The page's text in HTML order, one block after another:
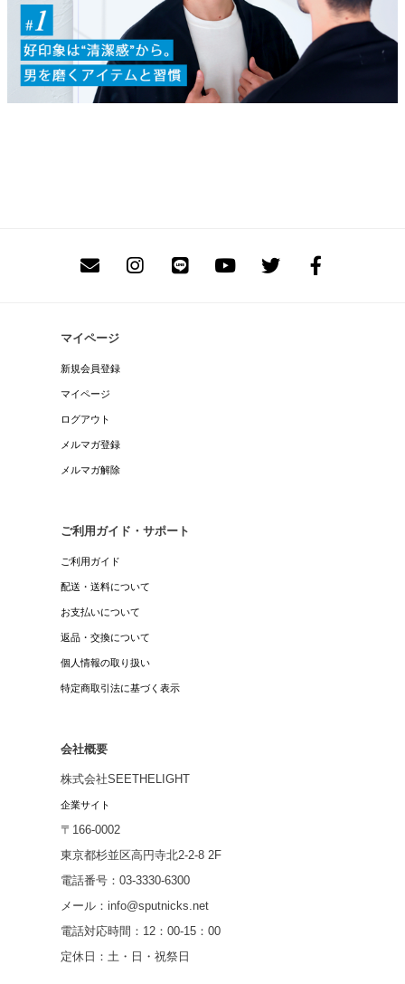
マイページ
新規会員登録
マイページ
ログアウト
メルマガ登録
メルマガ解除
ご利用ガイド・サポート
ご利用ガイド
配送・送料について
お支払いについて
返品・交換について
個人情報の取り扱い
特定商取引法に基づく表示
会社概要
株式会社SEETHELIGHT
企業サイト
〒166-0002
東京都杉並区高円寺北2-2-8 2F
電話番号：03-3330-6300
メール：info@sputnicks.net
電話対応時間：12：00-15：00
定休日：土・日・祝祭日